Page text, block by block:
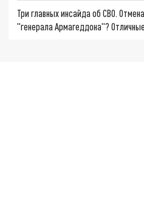
Три главных инсайда об СВО.
"генерала Армагеддона"?